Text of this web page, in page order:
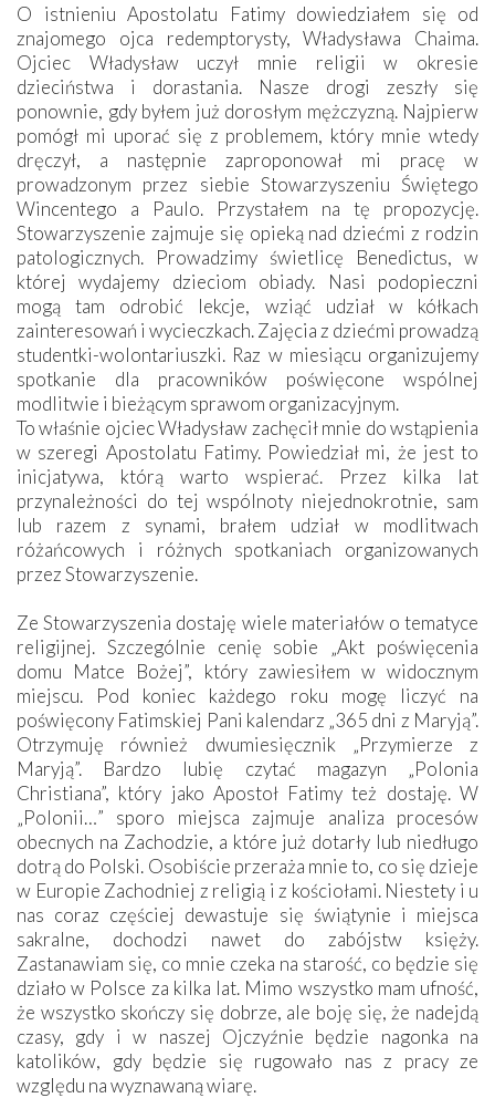
O istnieniu Apostolatu Fatimy dowiedziałem się od
znajomego ojca redemptorysty, Władysława Chaima.
Ojciec Władysław uczył mnie religii w okresie
dzieciństwa i dorastania. Nasze drogi zeszły się
ponownie, gdy byłem już dorosłym mężczyzną. Najpierw
pomógł mi uporać się z problemem, który mnie wtedy
dręczył, a następnie zaproponował mi pracę w
prowadzonym przez siebie Stowarzyszeniu Świętego
Wincentego a Paulo. Przystałem na tę propozycję.
Stowarzyszenie zajmuje się opieką nad dziećmi z rodzin
patologicznych. Prowadzimy świetlicę Benedictus, w
której wydajemy dzieciom obiady. Nasi podopieczni
mogą tam odrobić lekcje, wziąć udział w kółkach
zainteresowań i wycieczkach. Zajęcia z dziećmi prowadzą
studentki-wolontariuszki. Raz w miesiącu organizujemy
spotkanie dla pracowników poświęcone wspólnej
modlitwie i bieżącym sprawom organizacyjnym.
To właśnie ojciec Władysław zachęcił mnie do wstąpienia
w szeregi Apostolatu Fatimy. Powiedział mi, że jest to
inicjatywa, którą warto wspierać. Przez kilka lat
przynależności do tej wspólnoty niejednokrotnie, sam
lub razem z synami, brałem udział w modlitwach
różańcowych i różnych spotkaniach organizowanych
przez Stowarzyszenie.
Ze Stowarzyszenia dostaję wiele materiałów o tematyce
religijnej. Szczególnie cenię sobie „Akt poświęcenia
domu Matce Bożej”, który zawiesiłem w widocznym
miejscu. Pod koniec każdego roku mogę liczyć na
poświęcony Fatimskiej Pani kalendarz „365 dni z Maryją”.
Otrzymuję również dwumiesięcznik „Przymierze z
Maryją”. Bardzo lubię czytać magazyn „Polonia
Christiana”, który jako Apostoł Fatimy też dostaję. W
„Polonii…” sporo miejsca zajmuje analiza procesów
obecnych na Zachodzie, a które już dotarły lub niedługo
dotrą do Polski. Osobiście przeraża mnie to, co się dzieje
w Europie Zachodniej z religią i z kościołami. Niestety i u
nas coraz częściej dewastuje się świątynie i miejsca
sakralne, dochodzi nawet do zabójstw księży.
Zastanawiam się, co mnie czeka na starość, co będzie się
działo w Polsce za kilka lat. Mimo wszystko mam ufność,
że wszystko skończy się dobrze, ale boję się, że nadejdą
czasy, gdy i w naszej Ojczyźnie będzie nagonka na
katolików, gdy będzie się rugowało nas z pracy ze
względu na wyznawaną wiarę.